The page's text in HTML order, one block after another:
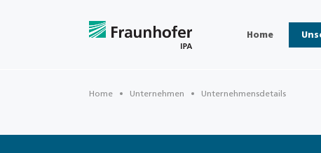
Home
Home Unternehmen Unternehmensdetails